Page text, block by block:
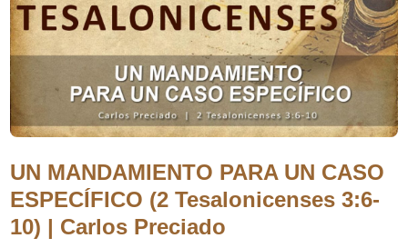
UN MANDAMIENTO PARA UN CASO
ESPECÍFICO (2 Tesalonicenses 3:6-
10) | Carlos Preciado